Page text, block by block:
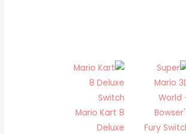
Mario Kart 8
Deluxe